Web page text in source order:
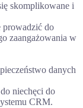
skomplikowane i
prowadzić do
zaangażowania w
danych
niechęci do
CRM.